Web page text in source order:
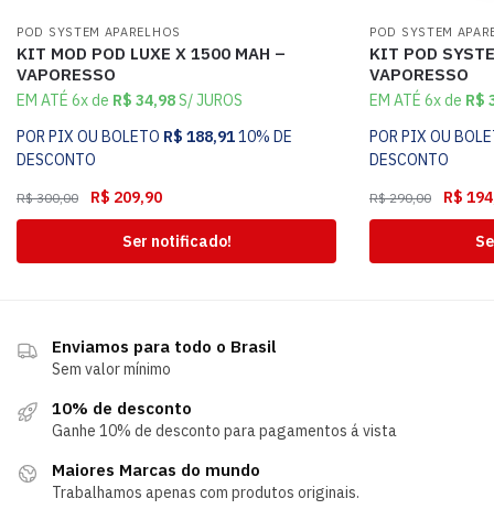
POD SYSTEM APARELHOS
KIT MOD POD LUXE X 1500 MAH –
VAPORESSO
EM ATÉ 6x de R$ 34,98S/ JUROS
POR PIX OU BOLETO R$ 188,9110% DE
DESCONTO
R$300,00 R$ 209,90
Ser notificado!
POD SYSTEM
KIT POD
VAPORESSO
EM ATÉ 6x de R$
POR PIX OU
DESCONTO
R$290,00 R$
Enviamos para todo o Brasil
Sem valor mínimo
10% de desconto
Ganhe 10% de desconto para pagamentos á vista
Maiores Marcas do mundo
Trabalhamos apenas com produtos originais.